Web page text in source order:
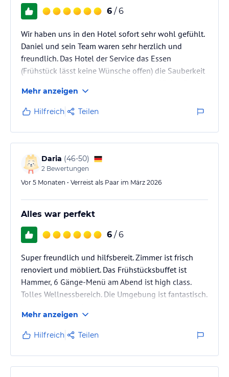
6 / 6
Wir haben uns in den Hotel sofort sehr wohl gefühlt.
Daniel und sein Team waren sehr herzlich und
freundlich. Das Hotel der Service das Essen
(Frühstück lässt keine Wünsche offen) die Sauberkeit
Wir kommen auf jeden Fall gerne wieder.
Mehr anzeigen
Hilfreich Teilen
Daria (46-50)
2 Bewertungen
Vor 5 Monaten • Verreist als Paar im März 2026
Alles war perfekt
6 / 6
Super freundlich und hilfsbereit. Zimmer ist frisch
renoviert und möbliert. Das Frühstücksbuffet ist
Hammer, 6 Gänge-Menü am Abend ist high class.
Tolles Wellnessbereich. Die Umgebung ist fantastisch.
Mehr anzeigen
Hilfreich Teilen